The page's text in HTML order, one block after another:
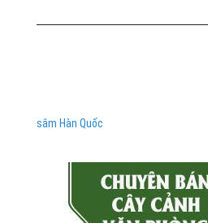
sâm Hàn Quốc